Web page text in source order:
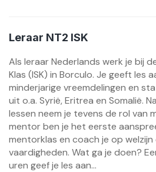
Leraar NT2 ISK
Als leraar Nederlands werk je bij
Klas (ISK) in Borculo. Je geeft les
minderjarige vreemdelingen en
uit o.a. Syrië, Eritrea en Somalië.
lessen neem je tevens de rol van
mentor ben je het eerste
mentorklas en coach je op welzijn
vaardigheden. Wat ga je doen?
uren geef je les aan...